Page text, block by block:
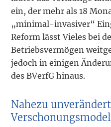
ein, der mehr als 18
„minimal-invasiver“
Reform lässt Vieles bei
Betriebsvermögen
jedoch in einigen
des BVerfG hinaus.
Nahezu